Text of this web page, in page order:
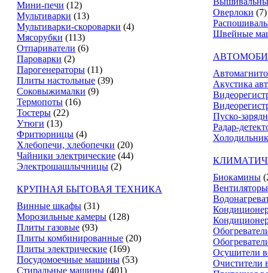
Мини-печи (12)
Мультиварки (13)
Мультиварки-скороварки (4)
Мясорубки (113)
Отпариватели (6)
Пароварки (2)
Парогенераторы (11)
Плиты настольные (39)
Соковыжималки (9)
Термопоты (16)
Тостеры (22)
Утюги (13)
Фритюрницы (4)
Хлебопечи, хлебопечки (20)
Чайники электрические (44)
Электрошашлычницы (2)
КРУПНАЯ БЫТОВАЯ ТЕХНИКА
Винные шкафы (31)
Морозильные камеры (128)
Плиты газовые (93)
Плиты комбинированные (20)
Плиты электрические (169)
Посудомоечные машины (53)
Стиральные машины (401)
Оверлоки (7)
Швейные
Акустика
Пуско-
Радар-
Биокамины
Вентиляторы
Осушители
Очистители